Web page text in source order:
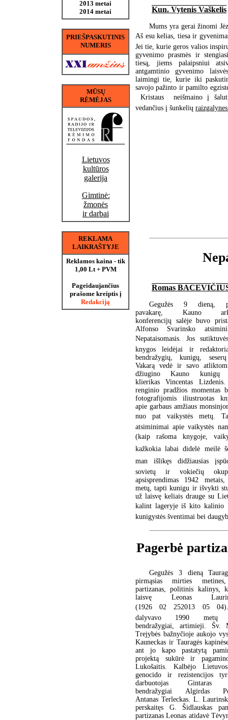
2013 metai
2014 metai
PRIEŠPASKUTINIS
NUMERIS
MŪSŲ
RĖMĖJAS
Lietuvos
kultūros
galerija
Gimtinė:
žmonės
ir darbai
REKLAMA
LAIKRAŠTYJE
Reklamos kaina - tik
1,00 Lt + PVM
Pageidaujančius
prašome kreiptis į
Redakciją
Kun. Vytenis Vaškelis
Mums yra gerai žinomi
Aš esu kelias, tiesa ir
Jei tie, kurie geros valios
gyvenimo prasmės ir
tiesą, jiems palaipsniui
antgamtinio gyvenimo
laimingi tie, kurie iki
savojo pažinto ir pamilto
 Kristaus  neišmaino į
vedančius į šunkelių
Romas
Gegužės 9 dieną,
pavakarę, Kauno
konferencijų salėje buvo
Alfonso Svarinsko
Nepataisomasis. Jos
knygos leidėjai ir
bendražygių, kunigų,
Vakarą vedė ir savo
džiugino Kauno kunigų
klierikas Vincentas
renginio pradžios momentas
fotografijomis iliustruotas
apie garbaus amžiaus
nuo pat vaikystės metų.
atsiminimai apie vaikystės
(kaip rašoma knygoje,
kažkokia labai didelė meilė
man išlikęs didžiausias
sovietų ir vokiečių
apsisprendimas 1942
metų, tapti kunigu ir išvykti
už laisvę keliais drauge su
kalint lageryje iš kito kalinio 
kunigystės šventimai bei
Pagerbė
Gegužės 3 dieną
pirmąsias mirties metines,
partizanas, politinis kalinys,
laisvę Leonas
(1926 02 252013 05
dalyvavo 1990 metų
bendražygiai, artimieji. Šv.
Trejybės bažnyčioje aukojo
Kauneckas ir Tauragės
ant jo kapo pastatytą
projektą sukūrė ir
Lukošaitis. Kalbėjo
genocido ir rezistencijos
darbuotojas Gintaras
bendražygiai Algirdas
Antanas Terleckas. L.
perskaitęs G. Šidlauskas
partizanas Leonas atidavė